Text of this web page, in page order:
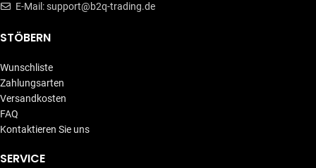
E-Mail: support@b2q-trading.de
STÖBERN
Wunschliste
Zahlungsarten
Versandkosten
FAQ
Kontaktieren Sie uns
SERVICE